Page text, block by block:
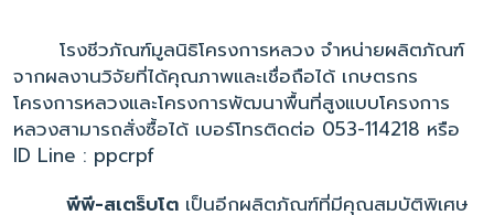
โรงชีวภัณฑ์มูลนิธิโครงการหลวง จำหน่ายผลิตภัณฑ์
จากผลงานวิจัยที่ได้คุณภาพและเชื่อถือได้ เกษตรกร
โครงการหลวงและโครงการพัฒนาพื้นที่สูงแบบโครงการ
หลวงสามารถสั่งซื้อได้ เบอร์โทรติดต่อ 053-114218 หรือ
ID Line : ppcrpf
พีพี-สเตร็บโต เป็นอีกผลิตภัณฑ์ที่มีคุณสมบัติพิเศษ